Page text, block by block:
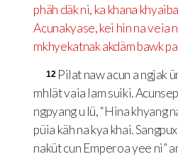
phäh däk ni, ka khana
Acunakyase, kei hin na veia
mkhyekatnak akdäm bawk
12 Pilat naw acun a ngjak
mhlät vaia lam suiki.
ngpyang u lü, “Hina khyang
püia käh na kya khai.
naküt cun Emperoa yee ni”